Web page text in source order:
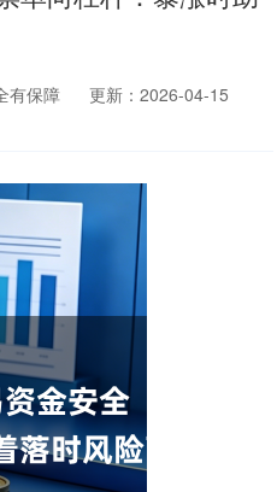
有保障 更新：2026-04-15